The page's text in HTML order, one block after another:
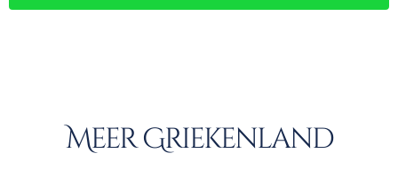
Meer Griekenland